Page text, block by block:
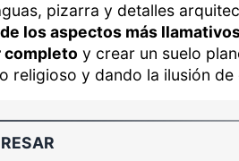
pizarra y detalles
los aspectos más
completo y crear un suelo
religioso y dando la ilusión de